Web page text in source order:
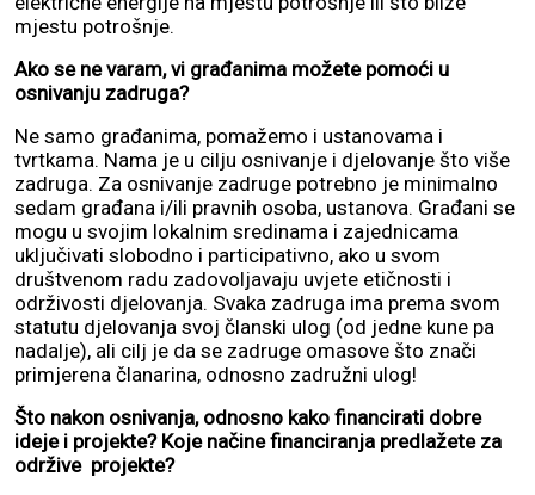
mjestu potrošnje.
Ako se ne varam, vi građanima možete pomoći u
osnivanju zadruga?
Ne samo građanima, pomažemo i ustanovama i
tvrtkama. Nama je u cilju osnivanje i djelovanje što više
zadruga. Za osnivanje zadruge potrebno je minimalno
sedam građana i/ili pravnih osoba, ustanova. Građani se
mogu u svojim lokalnim sredinama i zajednicama
uključivati slobodno i participativno, ako u svom
društvenom radu zadovoljavaju uvjete etičnosti i
održivosti djelovanja. Svaka zadruga ima prema svom
statutu djelovanja svoj članski ulog (od jedne kune pa
nadalje), ali cilj je da se zadruge omasove što znači
primjerena članarina, odnosno zadružni ulog!
Što nakon osnivanja, odnosno kako financirati dobre
ideje i projekte? Koje načine financiranja predlažete za
održive projekte?